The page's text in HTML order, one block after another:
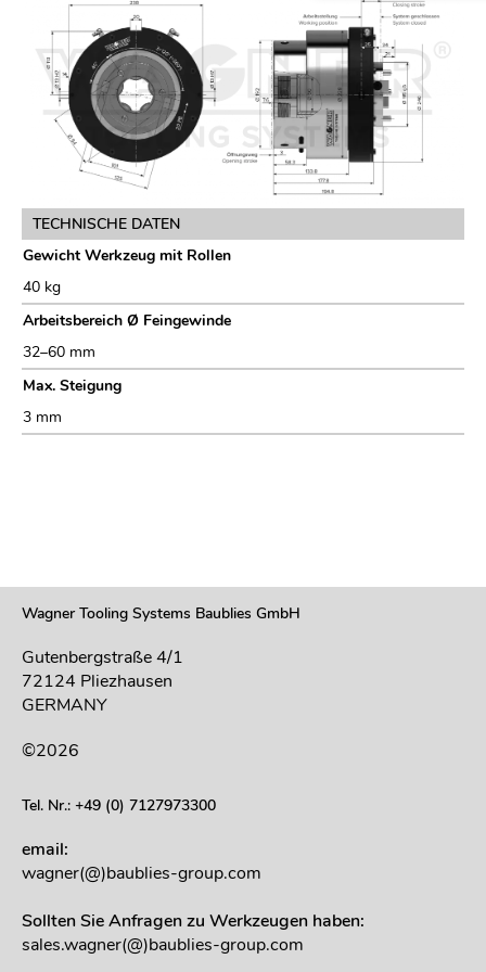
TECHNISCHE DATEN
Gewicht Werkzeug mit Rollen
40 kg
Arbeitsbereich Ø Feingewinde
32–60 mm
Max. Steigung
3 mm
Wagner Tooling Systems Baublies GmbH
Gutenbergstraße 4/1
72124 Pliezhausen
GERMANY
©2026
Tel. Nr.: +49 (0) 7127973300
email:
wagner(@)baublies-group.com
Sollten Sie Anfragen zu Werkzeugen haben:
sales.wagner(@)baublies-group.com